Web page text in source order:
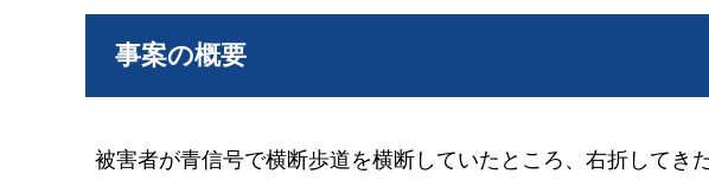
事案の概要
被害者が青信号で横断歩道を横断していたところ、右折してき